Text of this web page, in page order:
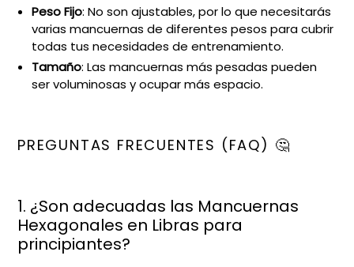
Peso Fijo: No son ajustables, por lo que necesitarás
varias mancuernas de diferentes pesos para cubrir
todas tus necesidades de entrenamiento.
Tamaño: Las mancuernas más pesadas pueden
ser voluminosas y ocupar más espacio.
PREGUNTAS FRECUENTES (FAQ) 🤔
1. ¿Son adecuadas las Mancuernas
Hexagonales en Libras para
principiantes?